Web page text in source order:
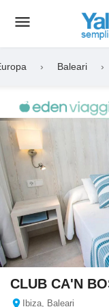
Toggle
menu
› Baleari ›
chevron_left
CLUB CA'N
location_on Ibiza, Baleari